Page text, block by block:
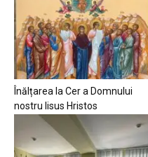
Înălțarea la Cer a Domnului
nostru Iisus Hristos